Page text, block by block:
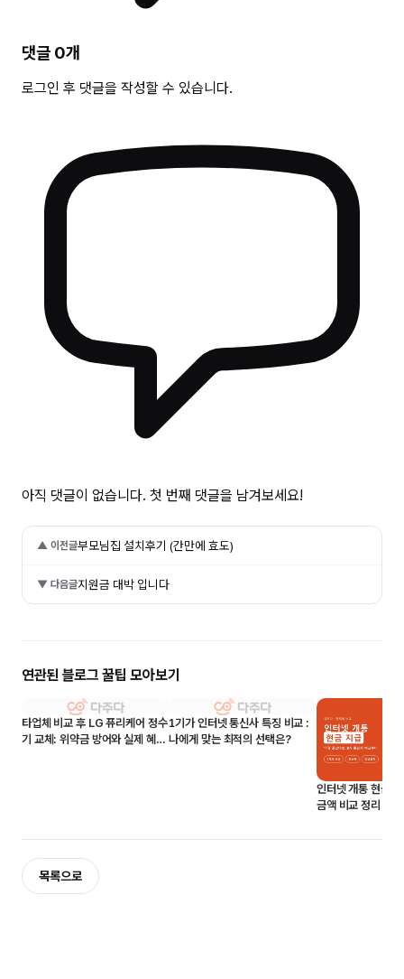
댓글 0개
로그인 후 댓글을 작성할 수 있습니다.
아직 댓글이 없습니다. 첫 번째 댓글을 남겨보세요!
▲ 이전글부모님집 설치후기 (간만에 효도)
▼ 다음글지원금 대박 입니다
연관된 블로그 꿀팁 모아보기
타업체 비교 후 LG 퓨리케어 정수
기 교체: 위약금 방어와 실제 혜택
1기가 인터넷 통신사 특징 비교 :
나에게 맞는 최적의 선택은?
인터넷 개통 현금
금액 비교 정리
목록으로